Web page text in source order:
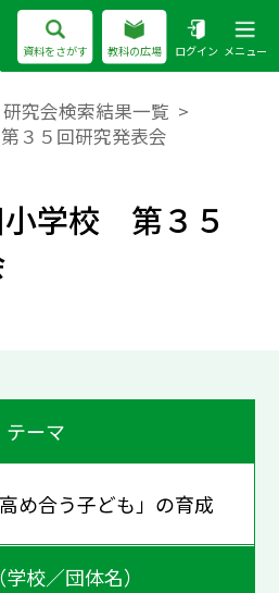
資料をさがす 教科の広場 ログイン メニュー
研究会検索結果一覧
３５回研究発表会
小学校 第３５
テーマ
め合う子ども」の育成
校／団体名）